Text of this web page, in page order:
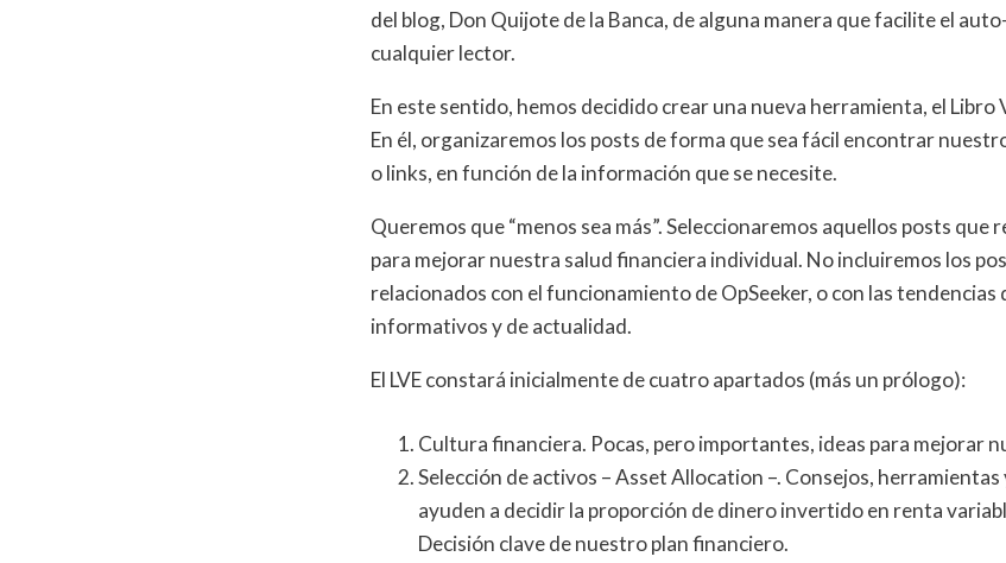
del blog, Don Quijote de la Banca, de alguna manera que facilite el
cualquier lector.
En este sentido, hemos decidido crear una nueva herramienta, el Libro
En él, organizaremos los posts de forma que sea fácil encontrar
o links, en función de la información que se necesite.
Queremos que “menos sea más”. Seleccionaremos aquellos posts que
para mejorar nuestra salud financiera individual. No incluiremos los
relacionados con el funcionamiento de OpSeeker, o con las tendencias
informativos y de actualidad.
El LVE constará inicialmente de cuatro apartados (más un prólogo):
Cultura financiera. Pocas, pero importantes, ideas para mejorar
Selección de activos – Asset Allocation –. Consejos,
ayuden a decidir la proporción de dinero invertido en renta
Decisión clave de nuestro plan financiero.